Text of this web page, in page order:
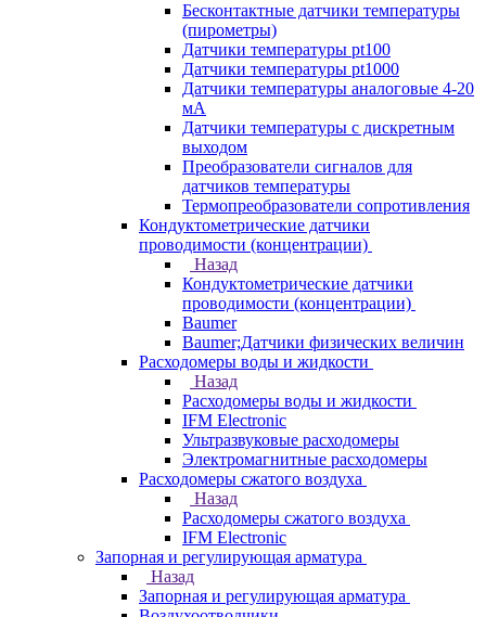
Бесконтактные датчики температуры
(пирометры)
Датчики температуры pt100
Датчики температуры pt1000
Датчики температуры аналоговые 4-20
мА
Датчики температуры с дискретным
выходом
Преобразователи сигналов для
датчиков температуры
Термопреобразователи сопротивления
Кондуктометрические датчики
проводимости (концентрации)
Назад
Кондуктометрические датчики
проводимости (концентрации)
Baumer
Baumer;Датчики физических величин
Расходомеры воды и жидкости
Назад
Расходомеры воды и жидкости
IFM Electronic
Ультразвуковые расходомеры
Электромагнитные расходомеры
Расходомеры сжатого воздуха
Назад
Расходомеры сжатого воздуха
IFM Electronic
Запорная и регулирующая арматура
Назад
Запорная и регулирующая арматура